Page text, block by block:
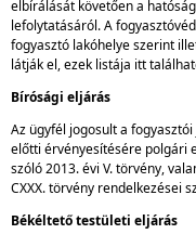
elbírálását követően a
lefolytatásáról. A
fogyasztó lakóhelye szerint
látják el, ezek listája itt
Bírósági eljárás
Az ügyfél jogosult a
előtti érvényesítésére polgári
szóló 2013. évi V. törvény,
CXXX. törvény rendelkezései
Békéltető testületi eljárás